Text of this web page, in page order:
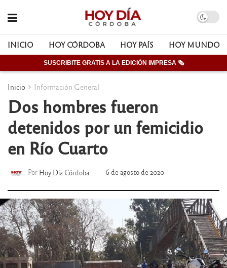
INICIO HOY CÓRDOBA HOY PAÍS HOY MUNDO
SUSCRIBITE GRATIS A LA EDICIÓN IMPRESA 🗞
Inicio Información General
Dos hombres fueron
detenidos por un femicidio
en Río Cuarto
Por Hoy Dia Córdoba 6 de agosto de 2020